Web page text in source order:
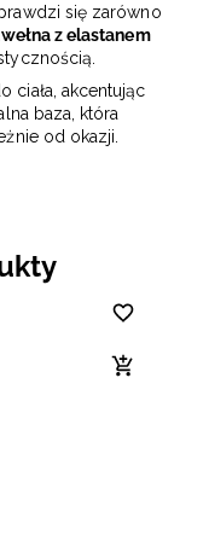
się zarówno
z elastanem
ciała, akcentując
baza, która
od okazji.